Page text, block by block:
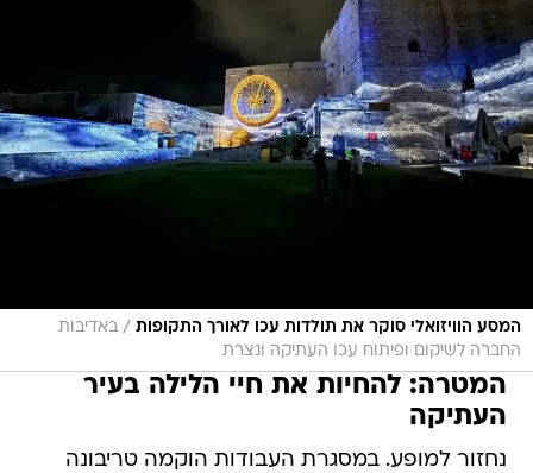
המסע הוויזואלי סוקר את תולדות עכו לאורך התקופות / באדיבות
החברה לשיקום ופיתוח עכו העתיקה ונצרת
המטרה: להחיות את חיי הלילה בעיר
העתיקה
נחזור למופע. במסגרת העבודות הוקמה טריבונה